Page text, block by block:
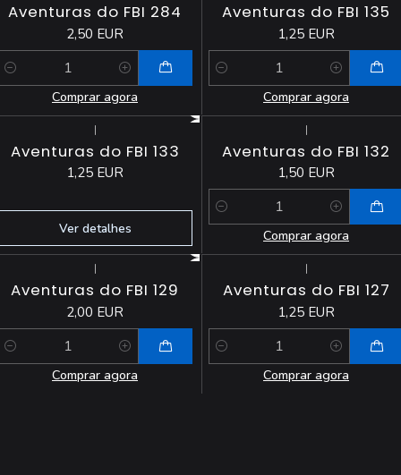
Aventuras do FBI 284
2,50 EUR
Comprar agora
Aventuras do FBI 135
1,25 EUR
Quantidade
Comprar agora
|
Aventuras do FBI 133
1,25 EUR
Ver detalhes
|
Aventuras do FBI 132
1,50 EUR
Quantidade
Comprar agora
|
Aventuras do FBI 129
2,00 EUR
Comprar agora
|
Aventuras do FBI 127
1,25 EUR
Quantidade
Comprar agora